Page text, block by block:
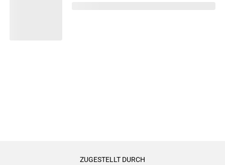
ZUGESTELLT DURCH